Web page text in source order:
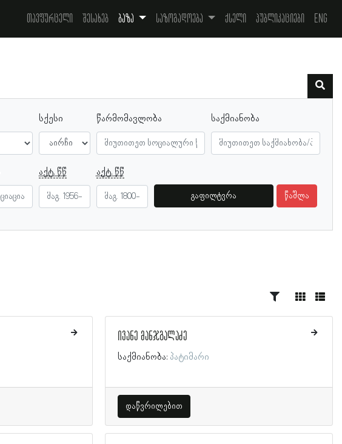
თავფურცელი შესახებ ბაზა საზოგადოება ქსელი პუბლიკაციები Eng
სქესი წარმომავლობა საქმიანობა
აქტ. წწ აქტ. წწ
გაფილტვრა წაშლა
ივანე მანჯგალაძე
საქმიანობა: პატიმარი
დაწვრილებით